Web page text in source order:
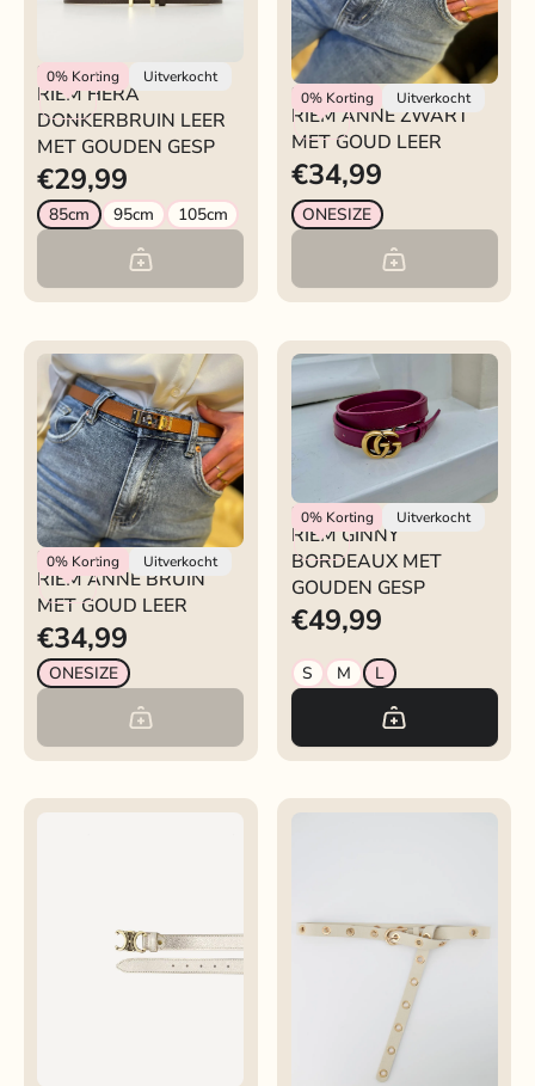
0% Korting Uitverkocht
Rokjeklokje
RIEM HERA
DONKERBRUIN LEER
MET GOUDEN GESP
€29,99
85cm 95cm 105cm
RIEM ANNE ZWART
MET GOUD LEER
0%Korting Uitverkocht
Rokjeklokje
RIEM ANNE ZWART
MET GOUD LEER
€34,99
ONESIZE
RIEM ANNE BRUIN MET
GOUD LEER
0% Korting Uitverkocht
Rokjeklokje
RIEM ANNE BRUIN
MET GOUD LEER
€34,99
ONESIZE
0%Korting Uitverkocht
Rokjeklokje
RIEM GINNY
BORDEAUX MET
GOUDEN GESP
€49,99
S M L